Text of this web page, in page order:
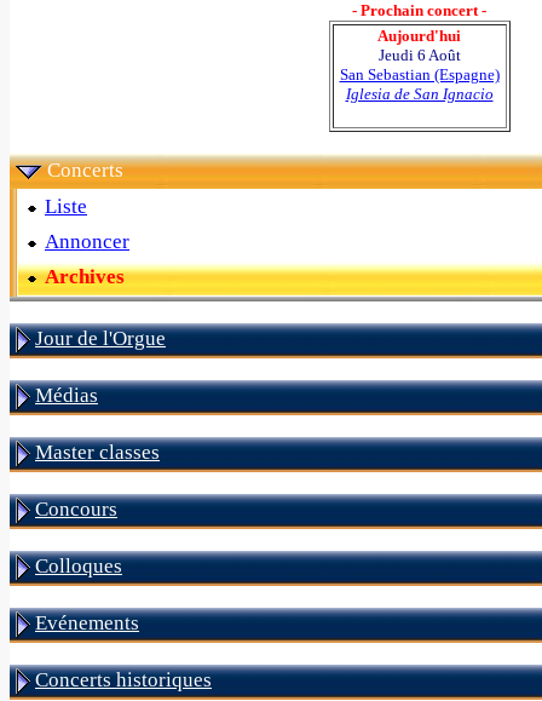
- Prochain concert -
Aujourd'hui
Jeudi 6 Août
San Sebastian (Espagne)
Iglesia de San Ignacio
Concerts
Liste
Annoncer
Archives
Jour de l'Orgue
Médias
Master classes
Concours
Colloques
Evénements
Concerts historiques